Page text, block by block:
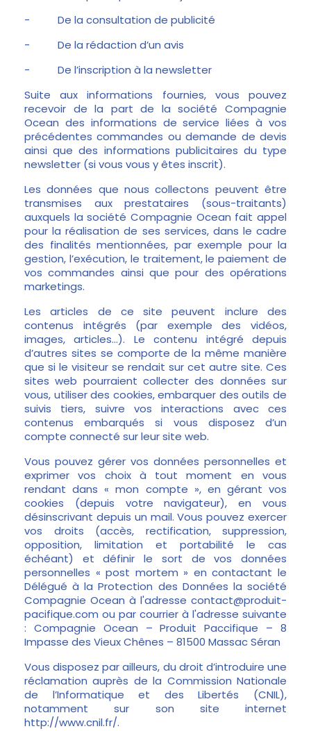
-
De la consultation de publicité
-
De la rédaction d’un avis
-
De l’inscription à la newsletter
Suite aux informations fournies, vous pouvez
recevoir de la part de la société Compagnie
Ocean des informations de service liées à vos
précédentes commandes ou demande de devis
ainsi que des informations publicitaires du type
newsletter (si vous vous y êtes inscrit).
Les données que nous collectons peuvent être
transmises aux prestataires (sous-traitants)
auxquels la société Compagnie Ocean fait appel
pour la réalisation de ses services, dans le cadre
des finalités mentionnées, par exemple pour la
gestion, l’exécution, le traitement, le paiement de
vos commandes ainsi que pour des opérations
marketings.
Les articles de ce site peuvent inclure des
contenus intégrés (par exemple des vidéos,
images, articles…). Le contenu intégré depuis
d’autres sites se comporte de la même manière
que si le visiteur se rendait sur cet autre site. Ces
sites web pourraient collecter des données sur
vous, utiliser des cookies, embarquer des outils de
suivis tiers, suivre vos interactions avec ces
contenus embarqués si vous disposez d’un
compte connecté sur leur site web.
Vous pouvez gérer vos données personnelles et
exprimer vos choix à tout moment en vous
rendant dans « mon compte », en gérant vos
cookies (depuis votre navigateur), en vous
désinscrivant depuis un mail. Vous pouvez exercer
vos droits (accès, rectification, suppression,
opposition, limitation et portabilité le cas
échéant) et définir le sort de vos données
personnelles « post mortem » en contactant le
Délégué à la Protection des Données la société
Compagnie Ocean à l'adresse contact@produit-
pacifique.com ou par courrier à l'adresse suivante
: Compagnie Ocean – Produit Paccifique – 8
Impasse des Vieux Chênes – 81500 Massac Séran
Vous disposez par ailleurs, du droit d’introduire une
réclamation auprès de la Commission Nationale
de l’Informatique et des Libertés (CNIL),
notamment sur son site internet
http://www.cnil.fr/.